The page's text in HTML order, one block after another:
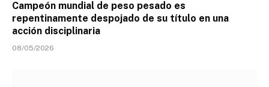
Campeón mundial de peso pesado es
repentinamente despojado de su título en una
acción disciplinaria
08/05/2026